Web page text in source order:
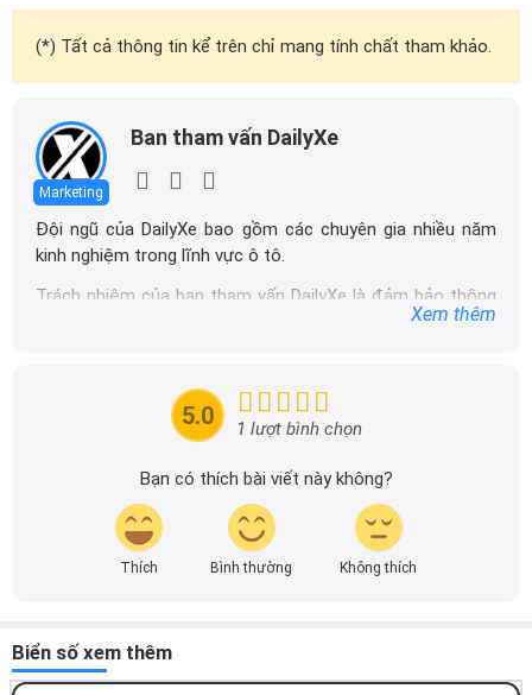
(*) Tất cả thông tin kể trên chỉ mang tính chất tham khảo.
Marketing
Ban tham vấn DailyXe
Đội ngũ của DailyXe bao gồm các chuyên gia nhiều năm
kinh nghiệm trong lĩnh vực ô tô.
Trách nhiệm của ban tham vấn DailyXe là đảm bảo thông
tin chính xác được đăng tải trên dailyxe.com.vn, thường
tin nhanh chóng và dễ dàng hơn.
Xem thêm
5.0 1 lượt bình chọn
Bạn có thích bài viết này không?
Thích Bình thường Không thích
Biển số xem thêm